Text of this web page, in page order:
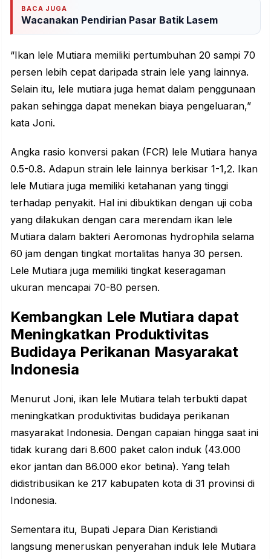
BACA JUGA
Wacanakan Pendirian Pasar Batik Lasem
“Ikan lele Mutiara memiliki pertumbuhan 20 sampi 70
persen lebih cepat daripada strain lele yang lainnya.
Selain itu, lele mutiara juga hemat dalam penggunaan
pakan sehingga dapat menekan biaya pengeluaran,”
kata Joni.
Angka rasio konversi pakan (FCR) lele Mutiara hanya
0.5-0.8. Adapun strain lele lainnya berkisar 1-1,2. Ikan
lele Mutiara juga memiliki ketahanan yang tinggi
terhadap penyakit. Hal ini dibuktikan dengan uji coba
yang dilakukan dengan cara merendam ikan lele
Mutiara dalam bakteri Aeromonas hydrophila selama
60 jam dengan tingkat mortalitas hanya 30 persen.
Lele Mutiara juga memiliki tingkat keseragaman
ukuran mencapai 70-80 persen.
Kembangkan Lele Mutiara dapat
Meningkatkan Produktivitas
Budidaya Perikanan Masyarakat
Indonesia
Menurut Joni, ikan lele Mutiara telah terbukti dapat
meningkatkan produktivitas budidaya perikanan
masyarakat Indonesia. Dengan capaian hingga saat ini
tidak kurang dari 8.600 paket calon induk (43.000
ekor jantan dan 86.000 ekor betina). Yang telah
didistribusikan ke 217 kabupaten kota di 31 provinsi di
Indonesia.
Sementara itu, Bupati Jepara Dian Keristiandi
langsung meneruskan penyerahan induk lele Mutiara